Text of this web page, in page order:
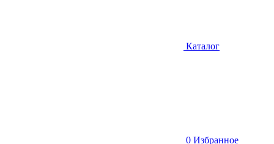
Каталог
0 Избранное